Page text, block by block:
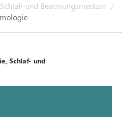
und Beatmungsmedizin
Schlaf- und